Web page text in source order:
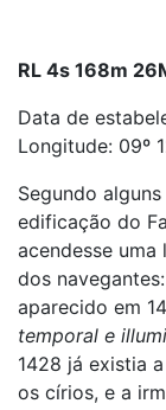
RL 4s 168m
Data de
Longitude: 09º
Segundo
edificação do
acendesse
dos
aparecido em
temporal e
1428 já existia
os círios, e a